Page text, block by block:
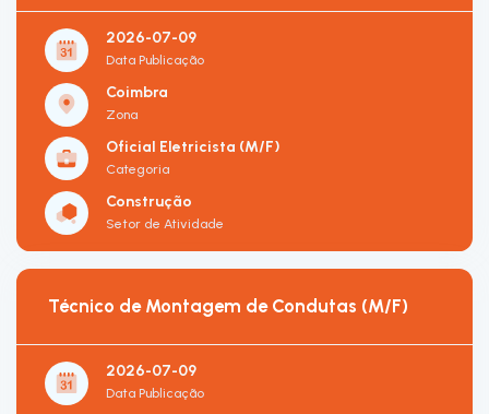
2026-07-09
Data Publicação
Coimbra
Zona
Oficial Eletricista (M/F)
Categoria
Construção
Setor de Atividade
Técnico de Montagem de Condutas (M/F)
2026-07-09
Data Publicação